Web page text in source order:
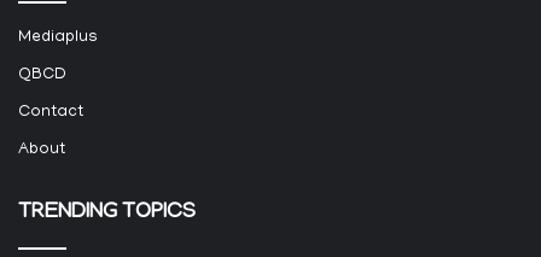
Mediaplus
QBCD
Contact
About
TRENDING TOPICS